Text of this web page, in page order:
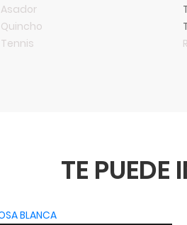
Asador
Quincho
Tennis
TE PUEDE